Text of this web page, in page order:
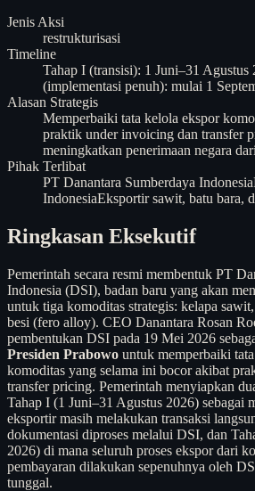
Jenis Aksi
restrukturisasi
Timeline
Tahap I (transisi): 1 Juni–31 Agustus
(implementasi penuh): mulai 1
Alasan Strategis
Memperbaiki tata kelola ekspor
praktik under invoicing dan transfer
meningkatkan penerimaan negara
Pihak Terlibat
PT Danantara Sumberdaya Indonesia
IndonesiaEksportir sawit, batu bara,
Ringkasan Eksekutif
Pemerintah secara resmi membentuk PT
Indonesia (DSI), badan baru yang akan
untuk tiga komoditas strategis: kelapa
besi (fero alloy). CEO Danantara Rosan
pembentukan DSI pada 19 Mei 2026
Presiden Prabowo untuk memperbaiki
komoditas yang selama ini bocor akibat
transfer pricing. Pemerintah menyiapkan
Tahap I (1 Juni–31 Agustus 2026) sebagai
eksportir masih melakukan transaksi
dokumentasi diproses melalui DSI, dan
2026) di mana seluruh proses ekspor dari
pembayaran dilakukan sepenuhnya oleh
tunggal.